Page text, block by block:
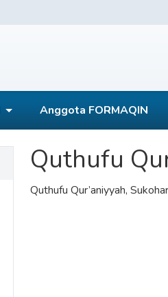
Anggota FORMAQIN
Quthufu
Quthufu Qur’aniyyah,